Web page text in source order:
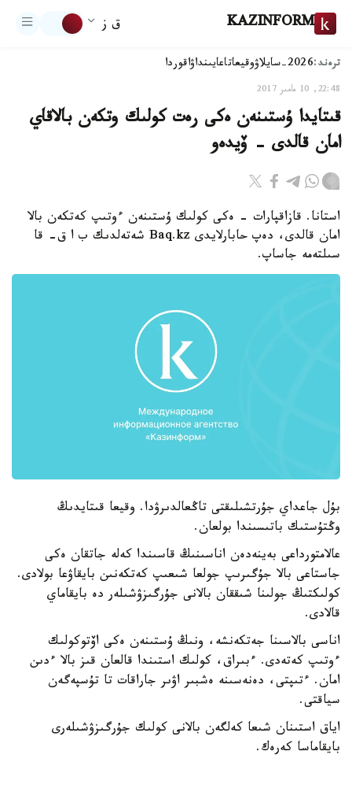
KAZINFORM ق ز
ترەند:2026-سايلاۋ وقيعاتاعايىنداۋاقوردا
22:48, 10 مامىر 2017
قىتايدا ۇستىنەن ەكى رەت كولىك وتكەن بالاقاي
امان قالدى - ۆيدەو
استانا. قازاقپارات - ەكى كولىك ۇستىنەن ءوتىپ كەتكەن بالا
امان قالدى، دەپ حابارلايدى Baq.kz شەتەلدىك ب ا ق- قا
سىلتەمە جاساپ.
بۇل جاعداي جۇرتشىلىقتى تاڭعالدىرۋدا. وقيعا قىتايدىڭ
وڭتۇستىك باتىسىندا بولعان.
عالامتورداعى بەينەدەن اناسىنىڭ قاسىندا كەلە جاتقان ەكى
جاستاعى بالا جۇگىرىپ جولعا شىعىپ كەتكەنىن بايقاۋعا بولادى.
كولىكتىڭ جولىنا شىققان بالانى جۇرگىزۋشىلەر دە بايقاماي
قالادى.
اناسى بالاسىنا جەتكەنشە، ونىڭ ۇستىنەن ەكى اۆتوكولىك
ءوتىپ كەتەدى. ءبىراق، كولىك استىندا قالعان قىز بالا ءدىن
امان. ءتىپتى، دەنەسىنە ەشبىر اۋىر جاراقات تا تۇسپەگەن
سياقتى.
اياق استىنان شىعا كەلگەن بالانى كولىك جۇرگىزۋشىلەرى
بايقاماسا كەرەك.